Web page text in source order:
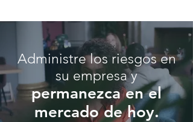
Administre los riesgos en
su empresa y
permanezca en el
mercado de hoy.